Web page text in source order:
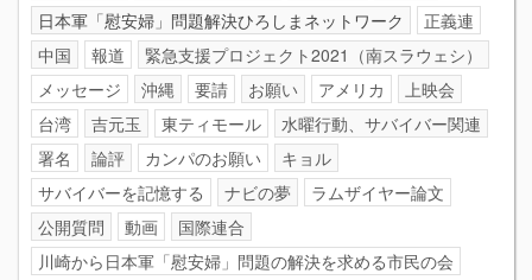
日本軍「慰安婦」問題解決ひろしまネットワーク
正義連
中国
報道
緊急支援プロジェクト2021（南スラウェシ）
メッセージ
沖縄 要請 お願い アメリカ
上映会
台湾
吉元玉 東ティモール
水曜行動、サバイバー関連
署名
論評 カンパのお願い
キョル
サバイバーを記憶する
ナビの夢
ラムザイヤー論文
公開質問
動画
国際連合
川崎から日本軍「慰安婦」問題の解決を求める市民の会